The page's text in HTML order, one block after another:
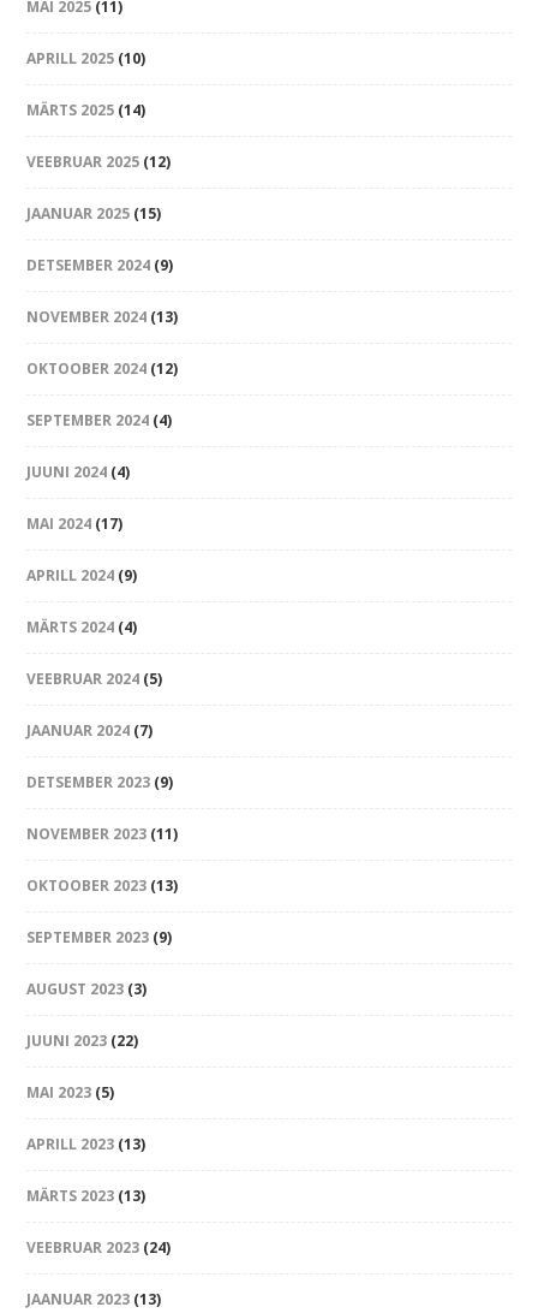
MAI 2025 (11)
APRILL 2025 (10)
MÄRTS 2025 (14)
VEEBRUAR 2025 (12)
JAANUAR 2025 (15)
DETSEMBER 2024 (9)
NOVEMBER 2024 (13)
OKTOOBER 2024 (12)
SEPTEMBER 2024 (4)
JUUNI 2024 (4)
MAI 2024 (17)
APRILL 2024 (9)
MÄRTS 2024 (4)
VEEBRUAR 2024 (5)
JAANUAR 2024 (7)
DETSEMBER 2023 (9)
NOVEMBER 2023 (11)
OKTOOBER 2023 (13)
SEPTEMBER 2023 (9)
AUGUST 2023 (3)
JUUNI 2023 (22)
MAI 2023 (5)
APRILL 2023 (13)
MÄRTS 2023 (13)
VEEBRUAR 2023 (24)
JAANUAR 2023 (13)